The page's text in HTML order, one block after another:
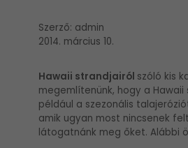
Szerző: admin
2014. március 10.
Hawaii strandjairól szóló kis
megemlítenünk, hogy a
például a szezonális
amik ugyan most nincsenek
látogatnánk meg őket. Alábbi